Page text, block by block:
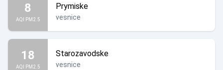
8
AQI PM2.5
Prymiske
vesnice
18
AQI PM2.5
Starozavodske
vesnice